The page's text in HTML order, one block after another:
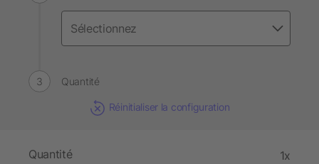
Quantité
Réinitialiser la configuration
Quantité 1x